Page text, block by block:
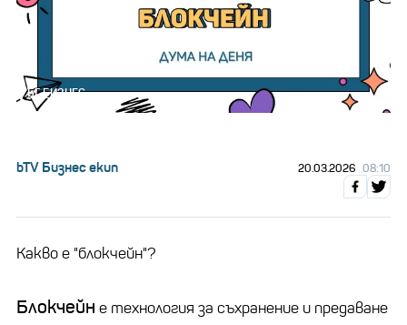
БГ БИЗНЕС
bTV Бизнес екип 20.03.2026 08:10
Какво е "блокчейн"?
Блокчейн е технология за съхранение и предаване